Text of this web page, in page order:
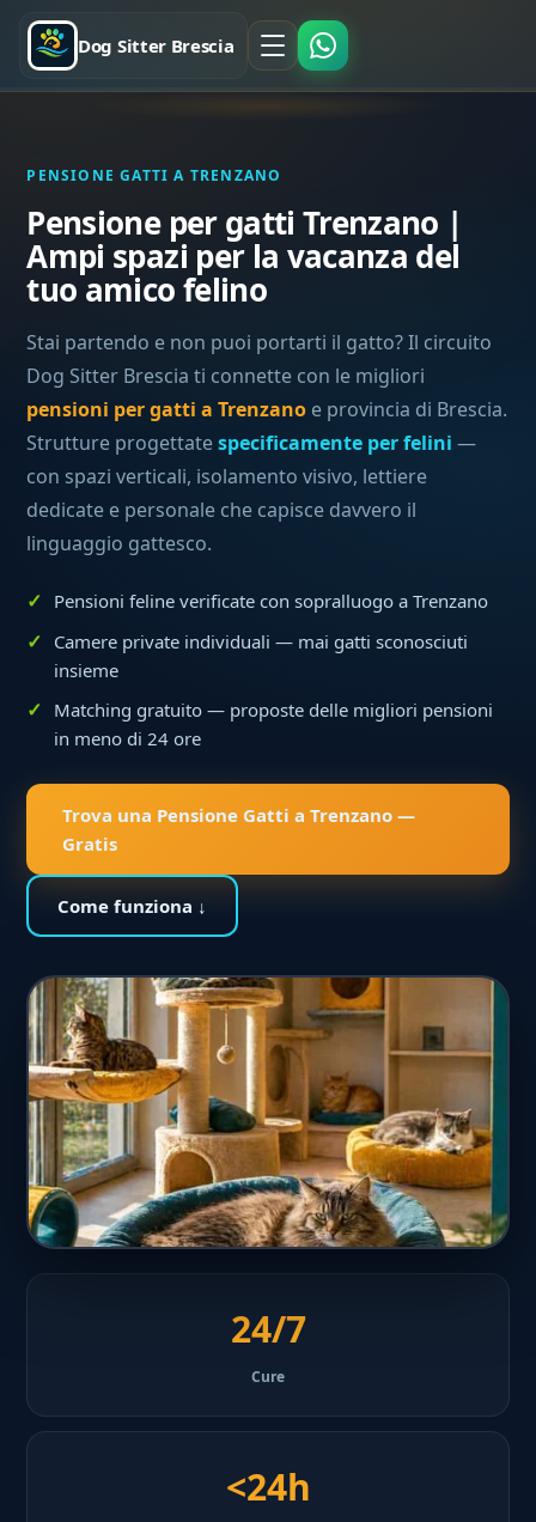
Dog Sitter Brescia
PENSIONE GATTI A TRENZANO
Pensione per gatti Trenzano |
Ampi spazi per la vacanza del
tuo amico felino
Stai partendo e non puoi portarti il gatto? Il circuito
Dog Sitter Brescia ti connette con le migliori
pensioni per gatti a Trenzano e provincia di Brescia.
Strutture progettatespecificamente per felini —
con spazi verticali, isolamento visivo, lettiere
dedicate e personale che capisce davvero il
linguaggio gattesco.
Pensioni feline verificate con sopralluogo a Trenzano
Camere private individuali — mai gatti sconosciuti
insieme
Matching gratuito — proposte delle migliori pensioni
in meno di 24 ore
Trova una Pensione Gatti a Trenzano —
Gratis
Come funziona ↓
24/7
Cure
<24h